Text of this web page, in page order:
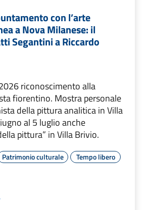
con l’arte
a Nova Milanese: il
Segantini a Riccardo
riconoscimento alla
fiorentino. Mostra personale
della pittura analitica in Villa
al 5 luglio anche
pittura” in Villa Brivio.
Patrimonio culturale Tempo libero